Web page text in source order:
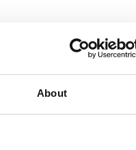
About